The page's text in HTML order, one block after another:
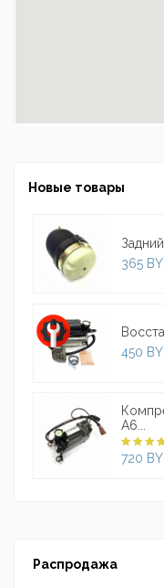
Новые товары
365
450
A6...
720
Распродажа